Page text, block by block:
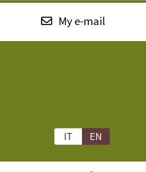
My e-mail
IT EN